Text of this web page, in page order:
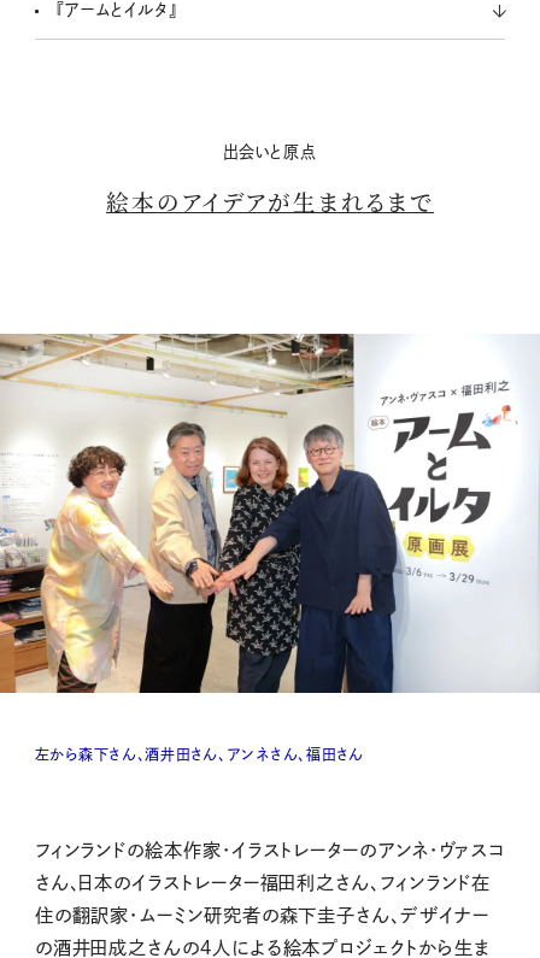
『アームとイルタ』
出会いと原点
絵本のアイデアが生まれるまで
左から森下さん、酒井田さん、アンネさん、福田さん
フィンランドの絵本作家・イラストレーターのアンネ・ヴァスコ
さん、日本のイラストレーター福田利之さん、フィンランド在
住の翻訳家・ムーミン研究者の森下圭子さん、デザイナー
の酒井田成之さんの４人による絵本プロジェクトから生ま